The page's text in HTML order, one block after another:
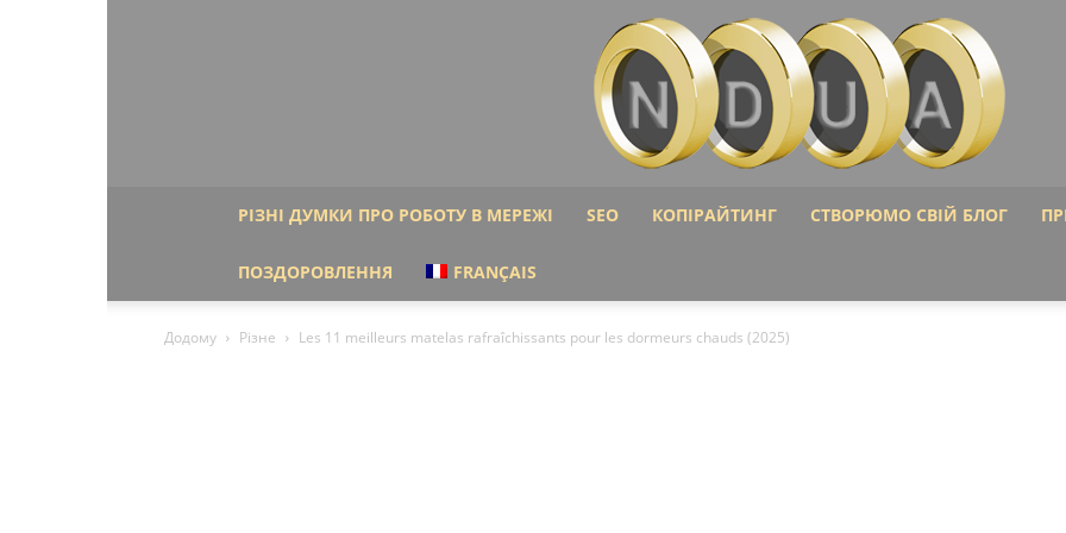
РІЗНІ ДУМКИ ПРО РОБОТУ В МЕРЕЖІ SEO КОПІРАЙТИНГ СТВОРЮМО СВІЙ БЛОГ
ПОЗДОРОВЛЕННЯ FRANÇAIS
Додому Різне Les 11 meilleurs matelas rafraîchissants pour les dormeurs chauds (2025)